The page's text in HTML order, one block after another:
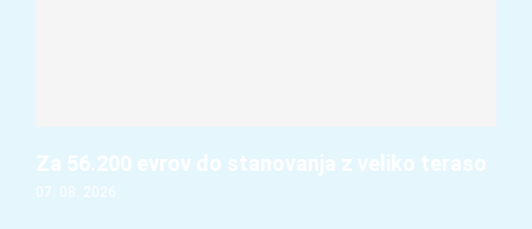
Za 56.200 evrov do stanovanja z veliko teraso
07. 08. 2026